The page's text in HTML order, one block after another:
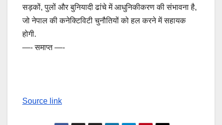
सड़कों, पुलों और बुनियादी ढांचे में आधुनिकीकरण की संभावना है,
जो नेपाल की कनेक्टिविटी चुनौतियों को हल करने में सहायक
होगी.
—- समाप्त —-
Source link